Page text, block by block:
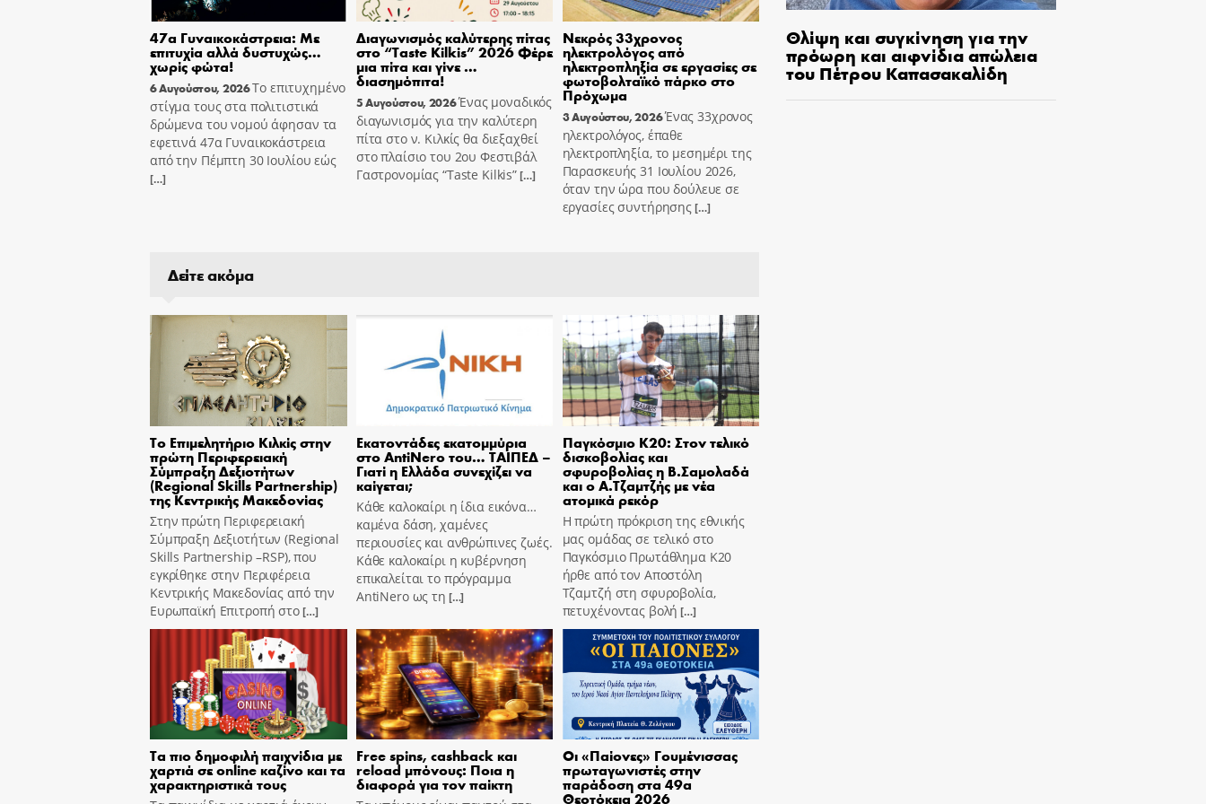
47α Γυναικοκάστρεια: Με
επιτυχία αλλά δυστυχώς…
χωρίς φώτα!
6 Αυγούστου, 2026Το επιτυχημένο
στίγμα τους στα πολιτιστικά
δρώμενα του νομού άφησαν τα
εφετινά 47α Γυναικοκάστρεια
από την Πέμπτη 30 Ιουλίου εώς
[…]
Διαγωνισμός καλύτερης πίτας
στο “Taste Kilkis” 2026 Φέρε
μια πίτα και γίνε …
διασημόπιτα!
5 Αυγούστου, 2026Ένας μοναδικός
διαγωνισμός για την καλύτερη
πίτα στο ν. Κιλκίς θα διεξαχθεί
στο πλαίσιο του 2ου Φεστιβάλ
Γαστρονομίας “Taste Kilkis”[…]
Νεκρός 33χρονος
ηλεκτρολόγος από
ηλεκτροπληξία σε εργασίες σε
φωτοβολταϊκό πάρκο στο
Πρόχωμα
3 Αυγούστου, 2026Ένας 33χρονος
ηλεκτρολόγος, έπαθε
ηλεκτροπληξία, το μεσημέρι της
Παρασκευής 31 Ιουλίου 2026,
όταν την ώρα που δούλευε σε
εργασίες συντήρησης[…]
Δείτε ακόμα
Το Επιμελητήριο Κιλκίς στην
πρώτη Περιφερειακή
Σύμπραξη Δεξιοτήτων
(Regional Skills Partnership)
της Κεντρικής Μακεδονίας
Στην πρώτη Περιφερειακή
Σύμπραξη Δεξιοτήτων (Regional
Skills Partnership –RSP), που
εγκρίθηκε στην Περιφέρεια
Κεντρικής Μακεδονίας από την
Ευρωπαϊκή Επιτροπή στο[…]
Εκατοντάδες εκατομμύρια
στο AntiNero του… ΤΑΙΠΕΔ –
Γιατί η Ελλάδα συνεχίζει να
καίγεται;
Κάθε καλοκαίρι η ίδια εικόνα…
καμένα δάση, χαμένες
περιουσίες και ανθρώπινες ζωές.
Κάθε καλοκαίρι η κυβέρνηση
επικαλείται το πρόγραμμα
AntiNero ως τη […]
Παγκόσμιο Κ20: Στον τελικό
δισκοβολίας και
σφυροβολίας η Β.Σαμολαδά
και ο Α.Τζαμτζής με νέα
ατομικά ρεκόρ
Η πρώτη πρόκριση της εθνικής
μας ομάδας σε τελικό στο
Παγκόσμιο Πρωτάθλημα Κ20
ήρθε από τον Αποστόλη
Τζαμτζή στη σφυροβολία,
πετυχένοντας βολή […]
Τα πιο δημοφιλή παιχνίδια με
χαρτιά σε online καζίνο και τα
χαρακτηριστικά τους
Free spins, cashback και
reload μπόνους: Ποια η
διαφορά για τον παίκτη
Οι «Παίονες» Γουμένισσας
πρωταγωνιστές στην
παράδοση στα 49α
Θεοτόκεια 2026
Θλίψη και συγκίνηση για την
πρόωρη και αιφνίδια απώλεια
του Πέτρου Καπασακαλίδη